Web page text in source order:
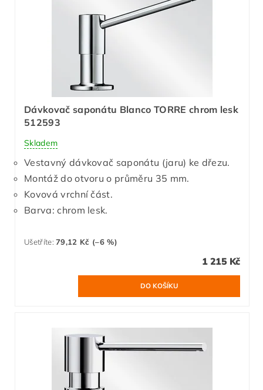
Dávkovač saponátu Blanco TORRE chrom lesk
512593
Skladem
Vestavný dávkovač saponátu (jaru) ke dřezu.
Montáž do otvoru o průměru 35 mm.
Kovová vrchní část.
Barva: chrom lesk.
Ušetříte:79,12 Kč (–6 %)
1 215 Kč